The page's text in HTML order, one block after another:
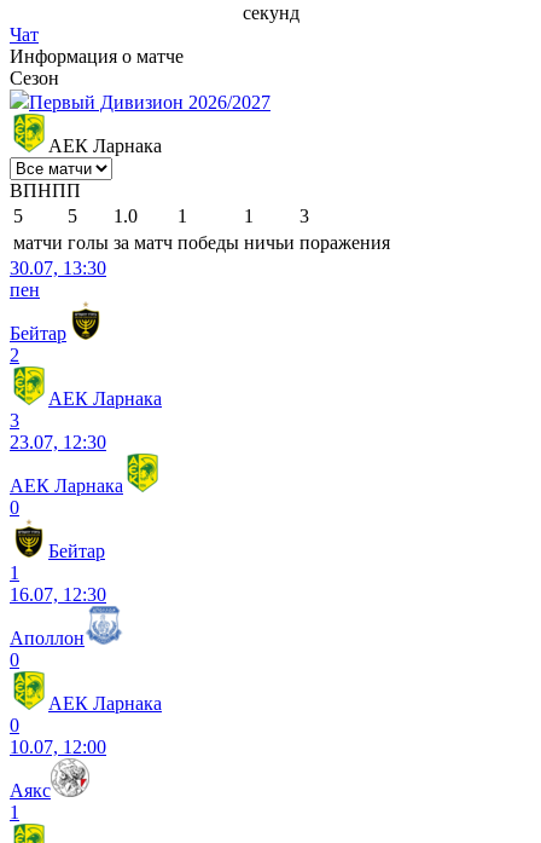
секунд
Чат
Информация о матче
Сезон
Первый Дивизион 2026/2027
АЕК Ларнака
ВПНПП
5
5 1.0 1 1
3
матчи голы за матч победы ничьи поражения
30.07, 13:30
пен
Бейтар
2
АЕК Ларнака
3
23.07, 12:30
АЕК Ларнака
0
Бейтар
1
16.07, 12:30
Аполлон
0
АЕК Ларнака
0
10.07, 12:00
Аякс
1